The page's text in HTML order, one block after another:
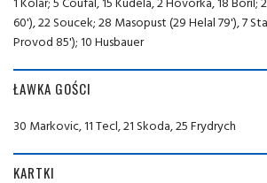
60'), 22 Soucek; 28 Masopust (29 Helal 79'), 7
Provod 85'); 10 Husbauer
ŁAWKA GOŚCI
30 Markovic, 11 Tecl, 21 Skoda, 25 Frydrych
KARTKI